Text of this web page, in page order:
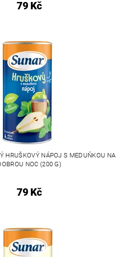
79 Kč
HRUŠKOVÝ NÁPOJ S MEDUŇKOU NA
NOC (200 G)
79 Kč